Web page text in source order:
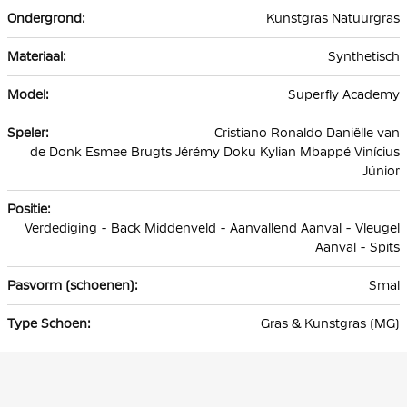
Kunstgras Natuurgras
Synthetisch
Superfly Academy
Cristiano Ronaldo Daniëlle van
de Donk Esmee Brugts Jérémy Doku Kylian Mbappé Vinícius
Júnior
Verdediging - Back Middenveld - Aanvallend Aanval - Vleugel
Aanval - Spits
Smal
Gras & Kunstgras (MG)